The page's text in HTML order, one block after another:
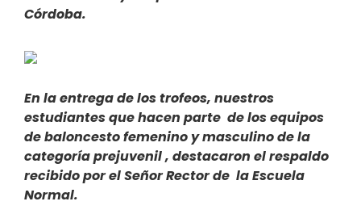
Córdoba.
En la entrega de los trofeos, nuestros
estudiantes que hacen parte de los equipos
de baloncesto femenino y masculino de la
categoría prejuvenil , destacaron el respaldo
recibido por el Señor Rector de la Escuela
Normal.